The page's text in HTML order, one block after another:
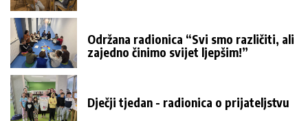
Održana radionica “Svi smo različiti, ali
zajedno činimo svijet ljepšim!”
Dječji tjedan - radionica o prijateljstvu